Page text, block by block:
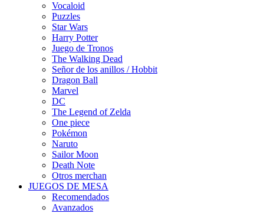
Vocaloid
Puzzles
Star Wars
Harry Potter
Juego de Tronos
The Walking Dead
Señor de los anillos / Hobbit
Dragon Ball
Marvel
DC
The Legend of Zelda
One piece
Pokémon
Naruto
Sailor Moon
Death Note
Otros merchan
JUEGOS DE MESA
Recomendados
Avanzados